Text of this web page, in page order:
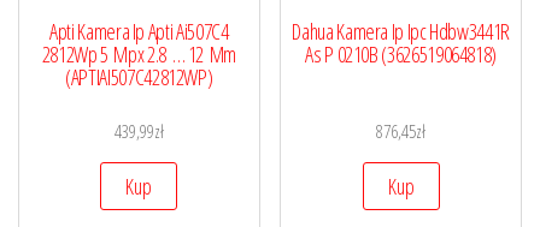
Apti Kamera Ip Apti Ai507C4
2812Wp 5 Mpx 2.8 … 12 Mm
(APTIAI507C42812WP)
439,99zł
Kup
Dahua Kamera Ip Ipc Hdbw3441R
As P 0210B (3626519064818)
876,45zł
Kup